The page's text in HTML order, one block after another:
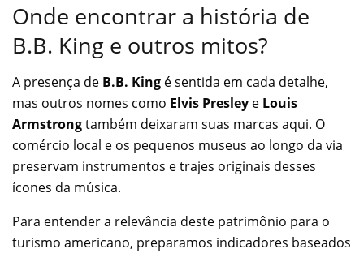
Onde encontrar a história de
B.B. King e outros mitos?
A presença de B.B. King é sentida em cada detalhe,
mas outros nomes como Elvis Presley e Louis
Armstrongtambém deixaram suas marcas aqui. O
comércio local e os pequenos museus ao longo da via
preservam instrumentos e trajes originais desses
ícones da música.
Para entender a relevância deste patrimônio para o
turismo americano, preparamos indicadores baseados